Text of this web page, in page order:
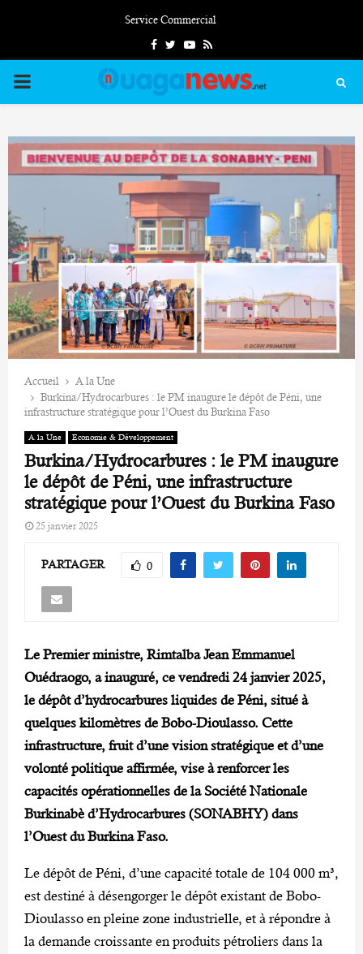
Service Commercial
FacebookTwitterYoutube
Rss
PRIMARY
Accueil
A la Une
Burkina/Hydrocarbures : le PM inaugure le dépôt de Péni, une
infrastructure stratégique pour l’Ouest du Burkina Faso
A la Une Economie & Développement
Burkina/Hydrocarbures : le PM inaugure
le dépôt de Péni, une infrastructure
stratégique pour l’Ouest du Burkina Faso
25 janvier 2025
PARTAGER 0
Le Premier ministre, Rimtalba Jean Emmanuel
Ouédraogo, a inauguré, ce vendredi 24 janvier 2025,
le dépôt d’hydrocarbures liquides de Péni, situé à
quelques kilomètres de Bobo-Dioulasso. Cette
infrastructure, fruit d’une vision stratégique et d’une
volonté politique affirmée, vise à renforcer les
capacités opérationnelles de la Société Nationale
Burkinabè d’Hydrocarbures (SONABHY) dans
l’Ouest du Burkina Faso.
Le dépôt de Péni, d’une capacité totale de 104 000 m³,
est destiné à désengorger le dépôt existant de Bobo-
Dioulasso en pleine zone industrielle, et à répondre à
la demande croissante en produits pétroliers dans la